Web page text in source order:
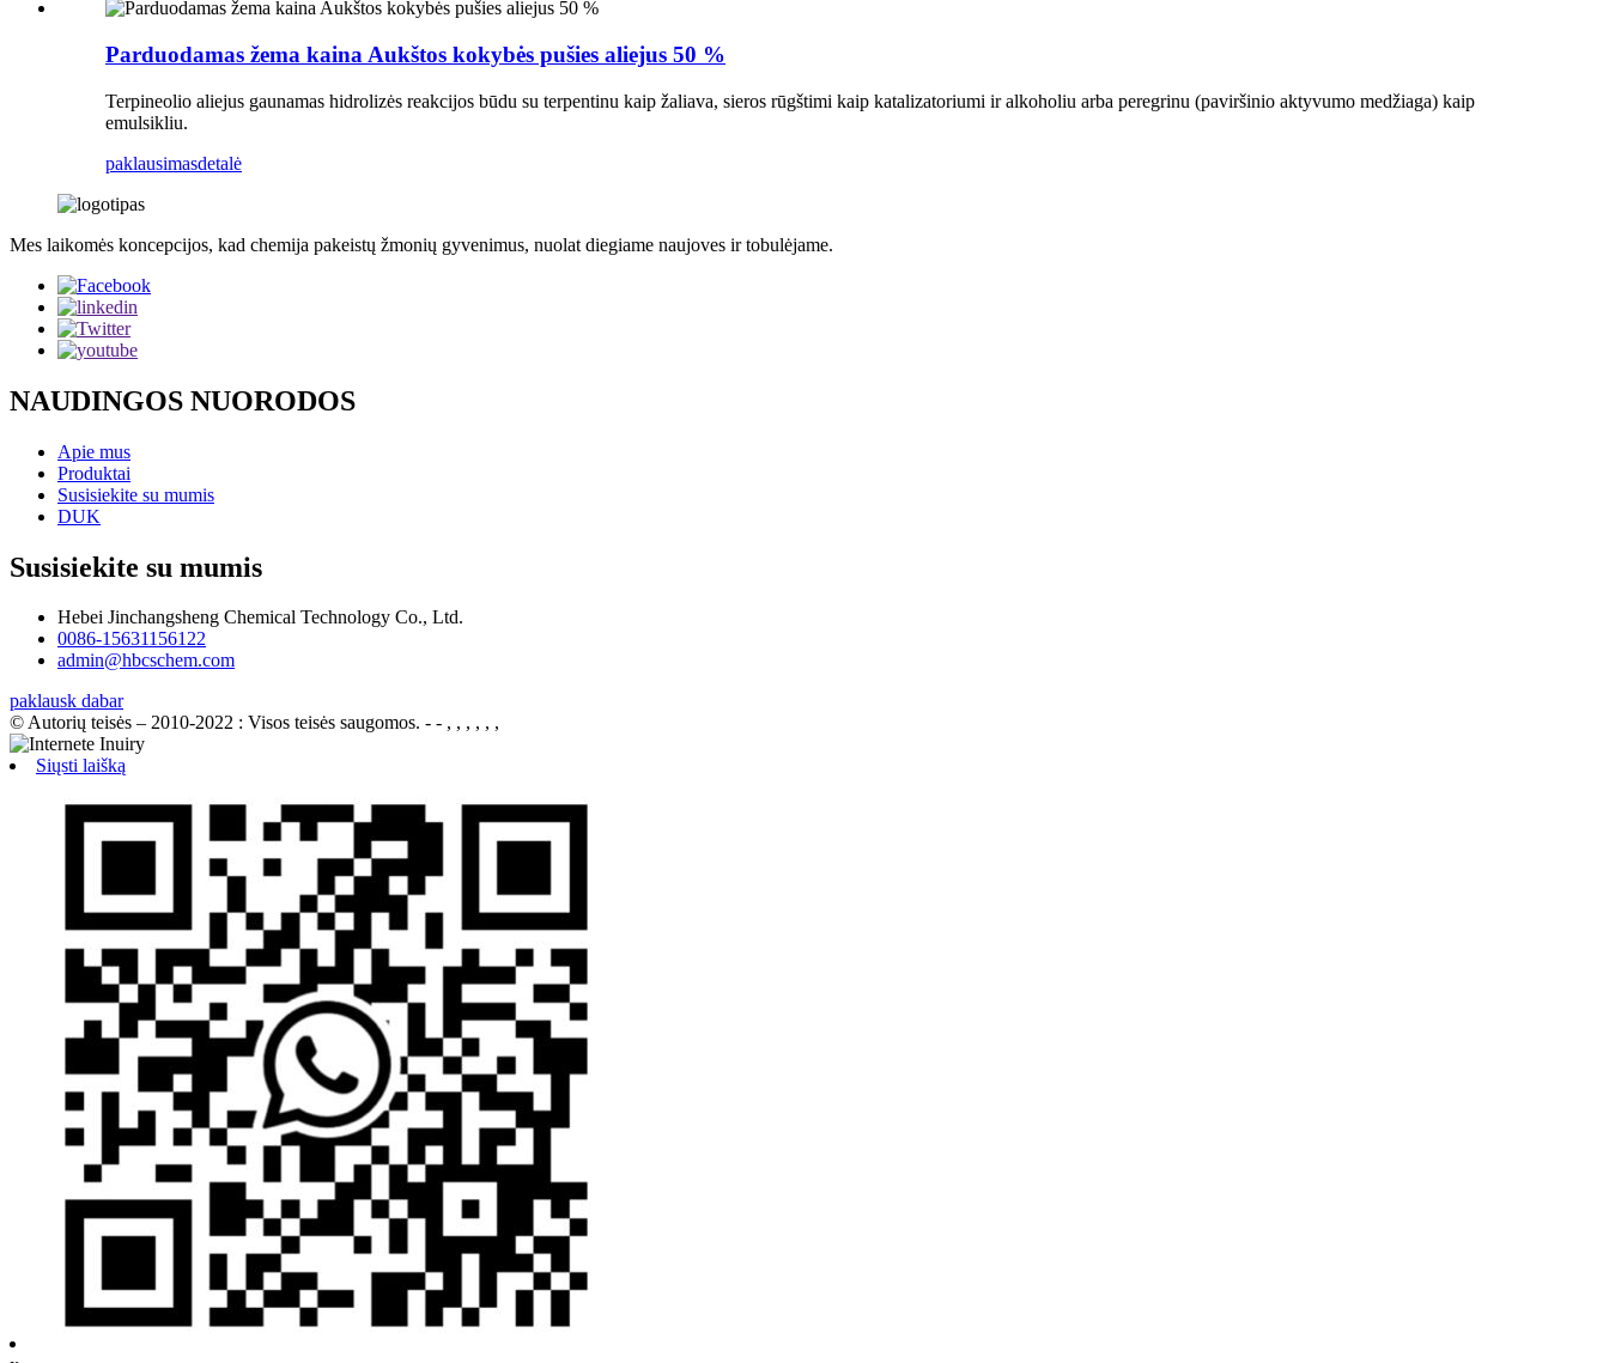
Parduodamas žema kaina Aukštos kokybės pušies aliejus 50 %
Terpineolio aliejus gaunamas hidrolizės reakcijos būdu su terpentinu kaip žaliava, sieros rūgštimi kaip katalizatoriumi ir alkoholiu arba peregrinu (paviršinio aktyvumo medžiaga) kaip
emulsikliu.
paklausimasdetalė
Mes laikomės koncepcijos, kad chemija pakeistų žmonių gyvenimus, nuolat diegiame naujoves ir tobulėjame.
NAUDINGOS NUORODOS
Apie mus
Produktai
Susisiekite su mumis
DUK
Susisiekite su mumis
Hebei Jinchangsheng Chemical Technology Co., Ltd.
0086-15631156122
admin@hbcschem.com
paklausk dabar
© Autorių teisės – 2010-2022 : Visos teisės saugomos. - - , , , , , ,
Siųsti laišką